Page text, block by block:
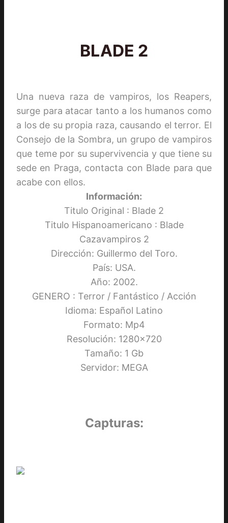
BLADE 2
Una nueva raza de vampiros, los Reapers,
surge para atacar tanto a los humanos como
a los de su propia raza, causando el terror. El
Consejo de la Sombra, un grupo de vampiros
que teme por su supervivencia y que tiene su
sede en Praga, contacta con Blade para que
acabe con ellos.
Información:
Titulo Original : Blade 2
Titulo Hispanoamericano : Blade
Cazavampiros 2
Dirección: Guillermo del Toro.
País: USA.
Año: 2002.
GENERO : Terror / Fantástico / Acción
Idioma: Español Latino
Formato: Mp4
Resolución: 1280×720
Tamaño: 1 Gb
Servidor: MEGA
Capturas: